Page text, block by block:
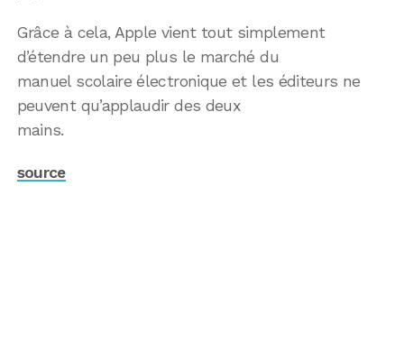
Grâce à cela, Apple vient tout simplement
d’étendre un peu plus le marché du
manuel scolaire électronique et les éditeurs ne
peuvent qu’applaudir des deux
mains.
source